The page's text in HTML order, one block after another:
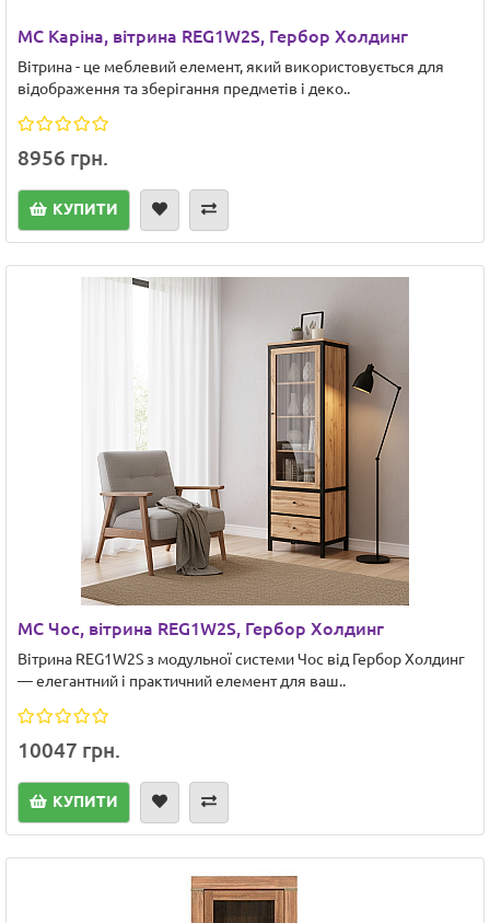
МС Каріна, вітрина REG1W2S, Гербор Холдинг
Вітрина - це меблевий елемент, який використовується для
відображення та зберігання предметів і деко..
8956 грн.
КУПИТИ
МС Чос, вітрина REG1W2S, Гербор Холдинг
Вітрина REG1W2S з модульної системи Чос від Гербор Холдинг
— елегантний і практичний елемент для ваш..
10047 грн.
КУПИТИ